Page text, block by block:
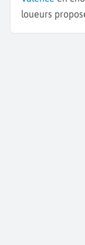
loueurs